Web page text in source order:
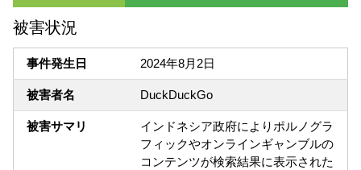
被害状況
事件発生日 2024年8月2日
被害者名 DuckDuckGo
被害サマリ
インドネシア政府によりポルノグラ
フィックやオンラインギャンブルの
コンテンツが検索結果に表示された